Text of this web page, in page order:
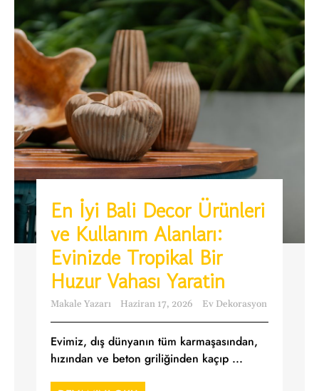
En İyi Bali Decor Ürünleri
ve Kullanım Alanları:
Evinizde Tropikal Bir
Huzur Vahası Yaratin
Makale Yazarı Haziran 17, 2026 Ev Dekorasyon
Evimiz, dış dünyanın tüm karmaşasından,
hızından ve beton griliğinden kaçıp ...